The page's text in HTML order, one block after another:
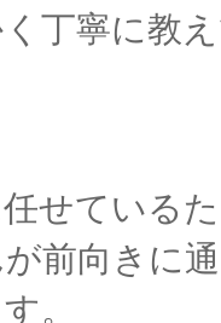
丁寧に教
せている
前向きに
。